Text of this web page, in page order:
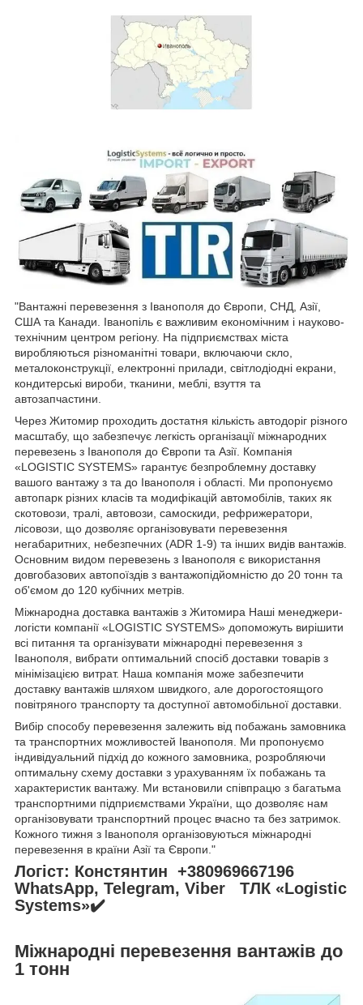
"Вантажні перевезення з Іванополя до Європи, СНД, Азії,
США та Канади. Іванопіль є важливим економічним і науково-
технічним центром регіону. На підприємствах міста
виробляються різноманітні товари, включаючи скло,
металоконструкції, електронні прилади, світлодіодні екрани,
кондитерські вироби, тканини, меблі, взуття та
автозапчастини.
Через Житомир проходить достатня кількість автодоріг різного
масштабу, що забезпечує легкість організації міжнародних
перевезень з Іванополя до Європи та Азії. Компанія
«LOGISTIC SYSTEMS» гарантує безпроблемну доставку
вашого вантажу з та до Іванополя і області. Ми пропонуємо
автопарк різних класів та модифікацій автомобілів, таких як
скотовози, тралі, автовози, самоскиди, рефрижератори,
лісовози, що дозволяє організовувати перевезення
негабаритних, небезпечних (ADR 1-9) та інших видів вантажів.
Основним видом перевезень з Іванополя є використання
довгобазових автопоїздів з вантажопідйомністю до 20 тонн та
об'ємом до 120 кубічних метрів.
Міжнародна доставка вантажів з Житомира Наші менеджери-
логісти компанії «LOGISTIC SYSTEMS» допоможуть вирішити
всі питання та організувати міжнародні перевезення з
Іванополя, вибрати оптимальний спосіб доставки товарів з
мінімізацією витрат. Наша компанія може забезпечити
доставку вантажів шляхом швидкого, але дорогостоящого
повітряного транспорту та доступної автомобільної доставки.
Вибір способу перевезення залежить від побажань замовника
та транспортних можливостей Іванополя. Ми пропонуємо
індивідуальний підхід до кожного замовника, розробляючи
оптимальну схему доставки з урахуванням їх побажань та
характеристик вантажу. Ми встановили співпрацю з багатьма
транспортними підприємствами України, що дозволяє нам
організовувати транспортний процес вчасно та без затримок.
Кожного тижня з Іванополя організовуються міжнародні
перевезення в країни Азії та Європи."
Логіст: Констянтин +380969667196
WhatsApp, Telegram, Viber ТЛК «Logistic
Systems»✔️
Міжнародні перевезення вантажів до
1 тонн